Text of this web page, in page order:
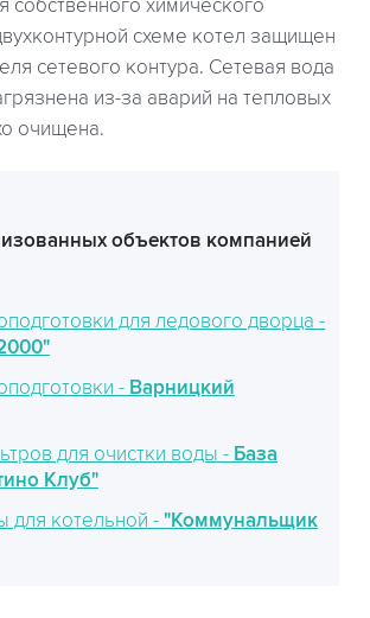
собственного химического
схеме котел защищен
сетевого контура. Сетевая вода
из-за аварий на тепловых
очищена.
объектов компанией
для ледового дворца -
- Варницкий
для очистки воды - База
Клуб"
для котельной - "Коммунальщик